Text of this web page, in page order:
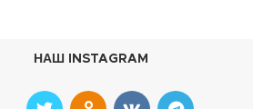
НАШ INSTAGRAM